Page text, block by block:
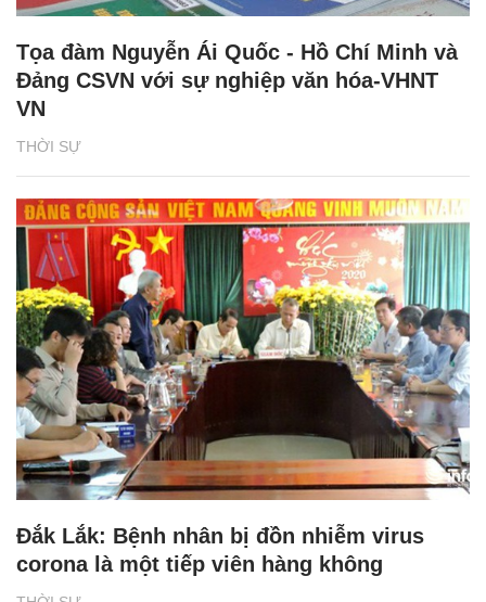
THỜI SỰ
Tọa đàm Nguyễn Ái Quốc - Hồ Chí Minh và
Đảng CSVN với sự nghiệp văn hóa-VHNT
VN
Đắk Lắk: Bệnh nhân bị đồn nhiễm virus
corona là một tiếp viên hàng không